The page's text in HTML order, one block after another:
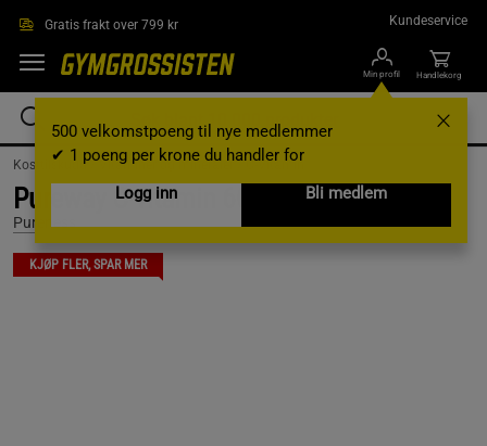
Gratis frakt over 799 kr Kundeservice
Min profil
500 velkomstpoeng til nye medlemmer
✔ 1 poeng per krone du handler for
Logg inn
Bli medlem
Handlekorg
Kosttilskudd / Vitaminer og mineraler /C-Vitamin
Pureway C-vitamin 60 kapslar
Pureness
KJØP FLER, SPAR MER